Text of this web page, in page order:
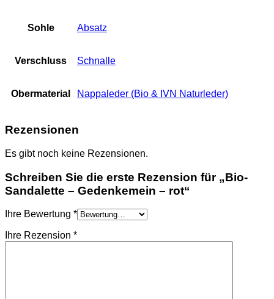
Sohle Absatz
Verschluss Schnalle
Obermaterial Nappaleder (Bio & IVN Naturleder)
Rezensionen
Es gibt noch keine Rezensionen.
Schreiben Sie die erste Rezension für „Bio-
Sandalette – Gedenkemein – rot“
Ihre Bewertung *
Ihre Rezension *